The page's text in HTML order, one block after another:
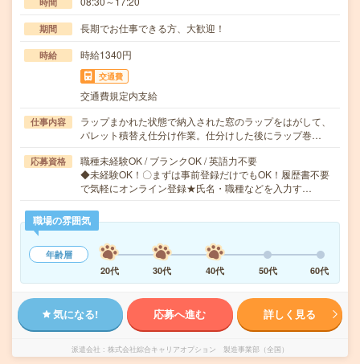
期間 長期でお仕事できる方、大歓迎！
時給 時給1340円
交通費
交通費規定内支給
仕事内容
ラップまかれた状態で納入された窓のラップをはがして、
パレット積替え仕分け作業。仕分けした後にラップ巻…
応募資格
職種未経験OK / ブランクOK / 英語力不要
◆未経験OK！〇まずは事前登録だけでもOK！履歴書不要
で気軽にオンライン登録★氏名・職種などを入力す…
職場の雰囲気
年齢層
20代
30代 40代 50代 60代
気になる! 応募へ進む 詳しく見る
派遣会社 株式会社綜合キャリアオプション 製造事業部（全国）